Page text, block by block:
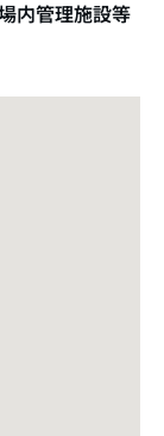
内管理施設等